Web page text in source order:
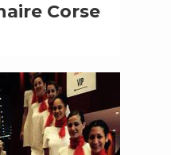
Corse